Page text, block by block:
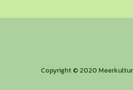
Copyright © 2020 Meerkultur